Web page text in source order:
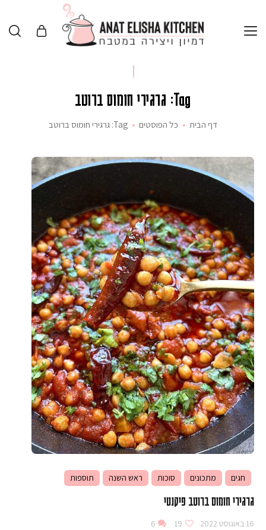
Tag: גרגירי חומוס ברוטב
דף הבית כל הפוסטים Tag: גרגירי חומוס ברוטב
חגים מתכונים סוכות ראש השנה תוספות
גרגירי חומוס ברוטב פיקנטי
16 באוגוסט 2022 19
6